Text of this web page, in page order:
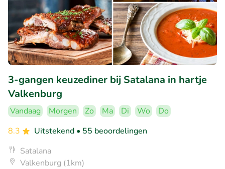
3-gangen keuzediner bij Satalana in hartje
Valkenburg
Vandaag Morgen Zo Ma Di Wo
Do
8.3
Uitstekend • 55 beoordelingen
Satalana
Valkenburg (1km)